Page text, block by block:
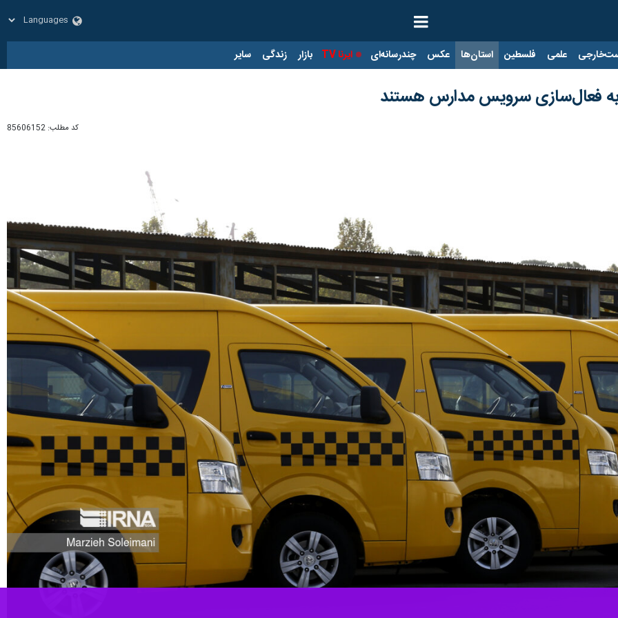
علمی فلسطین استان‌ها عکس چندرسانه‌ای ایرنا TV بازار زندگی سایر
فعال‌سازی سرویس مدارس هستند
کد مطلب: 85606152